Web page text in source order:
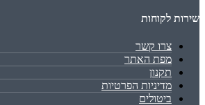
שירות לקוחות
צרו קשר
מפת האתר
תקנון
מדיניות הפרטיות
ביטולים